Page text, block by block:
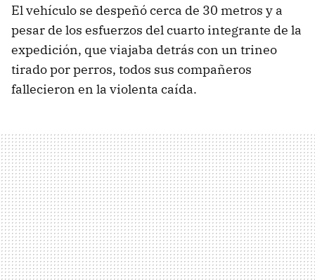
El vehículo se despeñó cerca de 30 metros y a
pesar de los esfuerzos del cuarto integrante de la
expedición, que viajaba detrás con un trineo
tirado por perros, todos sus compañeros
fallecieron en la violenta caída.